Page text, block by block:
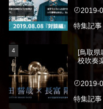
2019-
特集記事
[鳥取県
校吹奏
2019-
特集記事